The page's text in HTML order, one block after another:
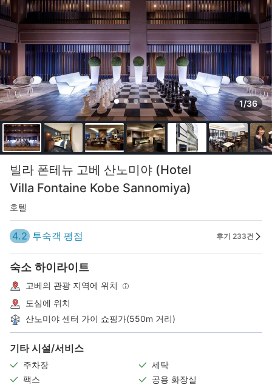
1/36
빌라 폰테뉴 고베 산노미야 (Hotel
Villa Fontaine Kobe Sannomiya)
호텔
4.2 투숙객 평점 후기 233건
숙소 하이라이트
고베의 관광 지역에 위치
도심에 위치
산노미야 센터 가이 쇼핑가(550m 거리)
기타 시설/서비스
주차장
세탁
팩스
공용 화장실